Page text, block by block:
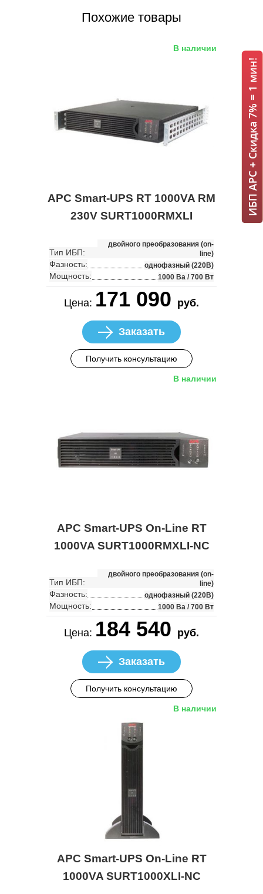
Похожие товары
В наличии
APC Smart-UPS RT 1000VA RM
230V SURT1000RMXLI
Тип ИБП:
двойного преобразования (on-
line)
Фазность: однофазный (220В)
Мощность: 1000 Ва / 700 Вт
Цена: 171 090 руб.
Заказать
Получить консультацию
В наличии
APC Smart-UPS On-Line RT
1000VA SURT1000RMXLI-NC
Тип ИБП:
двойного преобразования (on-
line)
Фазность: однофазный (220В)
Мощность: 1000 Ва / 700 Вт
Цена: 184 540 руб.
Заказать
Получить консультацию
В наличии
APC Smart-UPS On-Line RT
1000VA SURT1000XLI-NC
ИБП APC + Скидка 7% = 1 мин!